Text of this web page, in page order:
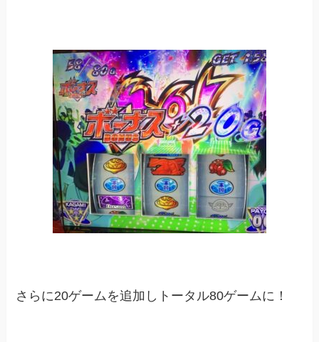
さらに20ゲームを追加しトータル80ゲームに！